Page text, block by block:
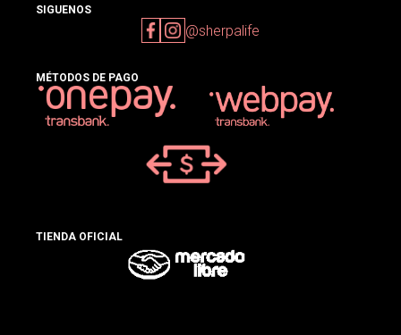
SIGUENOS
@sherpalife
MÉTODOS DE PAGO
TIENDA OFICIAL